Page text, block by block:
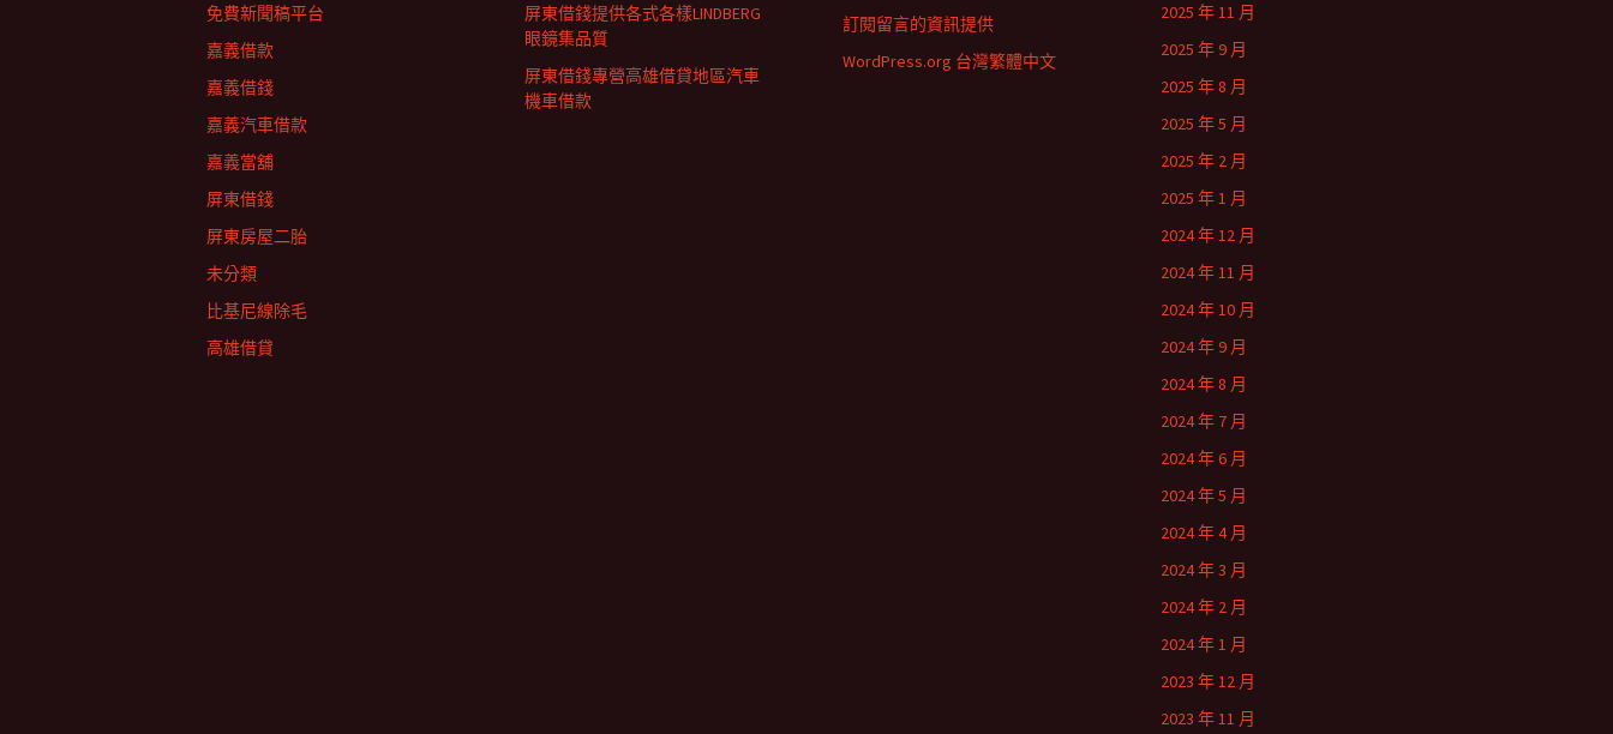
屏東借錢提供各式各樣LINDBERG
眼鏡集品質
屏東借錢專營高雄借貸地區汽車
機車借款
2025 年 11 月
2025 年 9 月
2025 年 8 月
2025 年 5 月
2025 年 2 月
2025 年 1 月
2024 年 12 月
2024 年 11 月
2024 年 10 月
2024 年 9 月
2024 年 8 月
2024 年 7 月
2024 年 6 月
2024 年 5 月
2024 年 4 月
2024 年 3 月
2024 年 2 月
2024 年 1 月
2023 年 12 月
2023 年 11 月
免費新聞稿平台
嘉義借款
嘉義借錢
嘉義汽車借款
嘉義當舖
屏東借錢
屏東房屋二胎
未分類
比基尼線除毛
高雄借貸
訂閱留言的資訊提供
WordPress.org 台灣繁體中文